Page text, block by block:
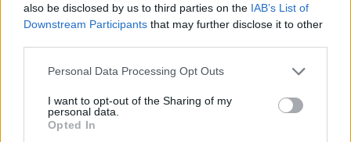
also be disclosed by us to third parties on the IAB’s List of
Downstream Participants that may further disclose it to other
Please note that this website/app uses one or more Google
not limited to your visit or usage behaviour. You may click to
grant or deny consent to Google and its third-party tags to
use your data for below specified purposes in below Google
Personal Data Processing Opt Outs
I want to opt-out of the Sharing of my
personal data.
Opted In
Fáradtság, fájdalom,
tested…
Ezt a 8 dolgot ne add
mert a…